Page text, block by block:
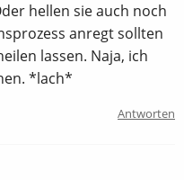
hellen sie auch noch
anregt sollten
lassen. Naja, ich
*lach*
Antworten